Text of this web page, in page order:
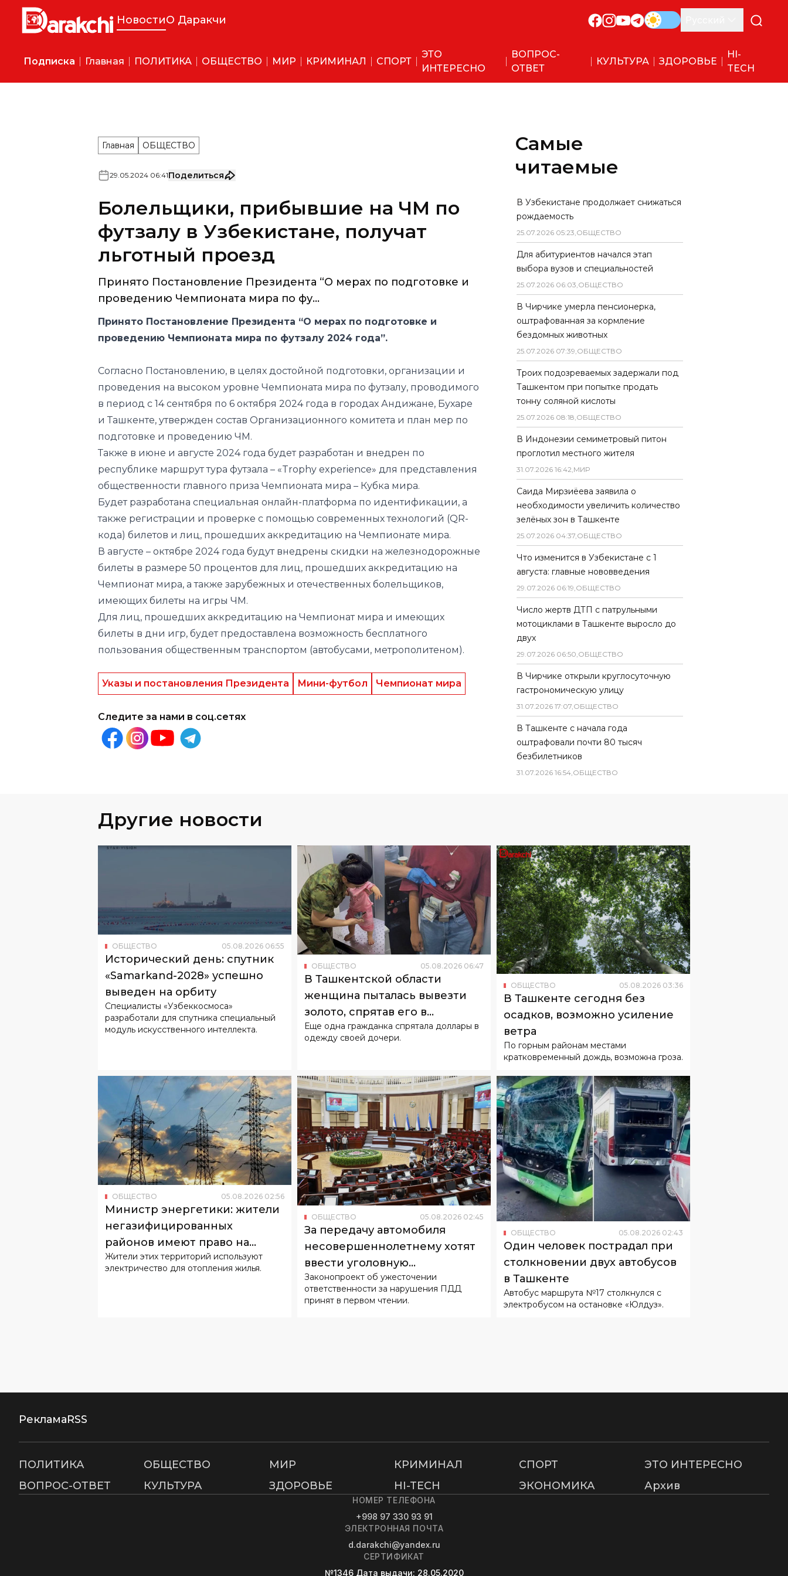
НовостиО Даракчи
Подписка Главная ПОЛИТИКА ОБЩЕСТВО МИР КРИМИНАЛ СПОРТ
ЭТО
ИНТЕРЕСНО
ВОПРОС-
ОТВЕТ
КУЛЬТУРА ЗДОРОВЬЕ
HI-
TECH
Главная ОБЩЕСТВО
29.05.2024 06:41Поделиться
Болельщики, прибывшие на ЧМ по
футзалу в Узбекистане, получат
льготный проезд
Принято Постановление Президента “О мерах по подготовке и
проведению Чемпионата мира по фу...
Принято Постановление Президента “О мерах по подготовке и
проведению Чемпионата мира по футзалу 2024 года”.
Согласно Постановлению, в целях достойной подготовки, организации и
проведения на высоком уровне Чемпионата мира по футзалу, проводимого
в период с 14 сентября по 6 октября 2024 года в городах Андижане, Бухаре
и Ташкенте, утвержден состав Организационного комитета и план мер по
подготовке и проведению ЧМ.
️Также в июне и августе 2024 года будет разработан и внедрен по
республике маршрут тура футзала – «Trophy experience» для представления
общественности главного приза Чемпионата мира – Кубка мира.
Будет разработана специальная онлайн-платформа по идентификации, а
также регистрации и проверке с помощью современных технологий (QR-
кода) билетов и лиц, прошедших аккредитацию на Чемпионате мира.
В августе – октябре 2024 года будут внедрены скидки на железнодорожные
билеты в размере 50 процентов для лиц, прошедших аккредитацию на
Чемпионат мира, а также зарубежных и отечественных болельщиков,
имеющих билеты на игры ЧМ.
Для лиц, прошедших аккредитацию на Чемпионат мира и имеющих
билеты в дни игр, будет предоставлена возможность бесплатного
пользования общественным транспортом (автобусами, метрополитеном).
Указы и постановления Президента Мини-футбол Чемпионат мира
Следите за нами в соц.сетях
Самые
читаемые
В Узбекистане продолжает снижаться
рождаемость
25.07.2026 05:23,ОБЩЕСТВО
Для абитуриентов начался этап
выбора вузов и специальностей
25.07.2026 06:03,ОБЩЕСТВО
В Чирчике умерла пенсионерка,
оштрафованная за кормление
бездомных животных
25.07.2026 07:39,ОБЩЕСТВО
Троих подозреваемых задержали под
Ташкентом при попытке продать
тонну соляной кислоты
25.07.2026 08:18,ОБЩЕСТВО
В Индонезии семиметровый питон
проглотил местного жителя
31.07.2026 16:42,МИР
Саида Мирзиёева заявила о
необходимости увеличить количество
зелёных зон в Ташкенте
25.07.2026 04:37,ОБЩЕСТВО
Что изменится в Узбекистане с 1
августа: главные нововведения
29.07.2026 06:19,ОБЩЕСТВО
Число жертв ДТП с патрульными
мотоциклами в Ташкенте выросло до
двух
29.07.2026 06:50,ОБЩЕСТВО
В Чирчике открыли круглосуточную
гастрономическую улицу
31.07.2026 17:07,ОБЩЕСТВО
В Ташкенте с начала года
оштрафовали почти 80 тысяч
безбилетников
31.07.2026 16:54,ОБЩЕСТВО
Другие новости
ОБЩЕСТВО 05.08.2026 06:55
Исторический день: спутник
«Samarkand-2028» успешно
выведен на орбиту
Специалисты «Узбеккосмоса»
разработали для спутника специальный
модуль искусственного интеллекта.
ОБЩЕСТВО 05.08.2026 06:47
В Ташкентской области
женщина пыталась вывезти
золото, спрятав его в
подгузнике ребенка
Еще одна гражданка спрятала доллары в
одежду своей дочери.
ОБЩЕСТВО 05.08.2026 03:36
В Ташкенте сегодня без
осадков, возможно усиление
ветра
По горным районам местами
кратковременный дождь, возможна гроза.
ОБЩЕСТВО 05.08.2026 02:56
Министр энергетики: жители
негазифицированных
районов имеют право на
льготный тариф
Жители этих территорий используют
электричество для отопления жилья.
ОБЩЕСТВО 05.08.2026 02:45
За передачу автомобиля
несовершеннолетнему хотят
ввести уголовную
ответственность
Законопроект об ужесточении
ответственности за нарушения ПДД
принят в первом чтении.
ОБЩЕСТВО 05.08.2026 02:43
Один человек пострадал при
столкновении двух автобусов
в Ташкенте
Автобус маршрута №17 столкнулся с
электробусом на остановке «Юлдуз».
РекламаRSS
ПОЛИТИКА ОБЩЕСТВО МИР КРИМИНАЛ СПОРТ
ЭТО ИНТЕРЕСНО
ВОПРОС-ОТВЕТ
КУЛЬТУРА ЗДОРОВЬЕ HI-TECH ЭКОНОМИКА Архив
НОМЕР ТЕЛЕФОНА
+998 97 330 93 91
ЭЛЕКТРОННАЯ ПОЧТА
d.darakchi@yandex.ru
СЕРТИФИКАТ
№1346 Дата выдачи: 28.05.2020